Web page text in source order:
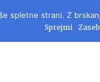
spletne strani. Z
Sprejmi